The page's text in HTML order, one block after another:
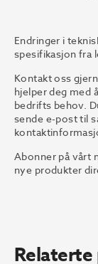
Endringer i
spesifikasjon fra
Kontakt oss
hjelper deg med
bedrifts behov.
sende e-post til
Abonner på vårt
nye produkter